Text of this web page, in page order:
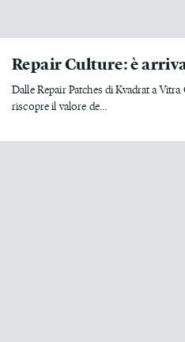
Repair Culture: è
Dalle Repair Patches di Kvadrat a
riscopre il valore de...